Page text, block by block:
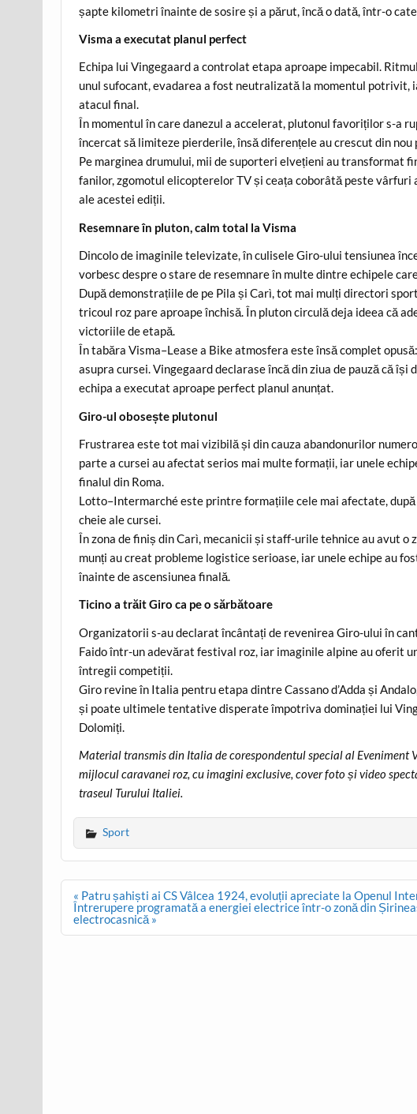
șapte kilometri înainte de sosire și a părut, încă o dată, într-o
Visma a executat planul perfect
Echipa lui Vingegaard a controlat etapa aproape impecabil.
unul sufocant, evadarea a fost neutralizată la momentul
atacul final.
În momentul în care danezul a accelerat, plutonul favoriților s-a
încercat să limiteze pierderile, însă diferențele au crescut din
Pe marginea drumului, mii de suporteri elvețieni au transformat
fanilor, zgomotul elicopterelor TV și ceața coborâtă peste vârfuri
ale acestei ediții.
Resemnare în pluton, calm total la Visma
Dincolo de imaginile televizate, în culisele Giro-ului tensiunea
vorbesc despre o stare de resemnare în multe dintre echipele
După demonstrațiile de pe Pila și Carì, tot mai mulți directori
tricoul roz pare aproape închisă. În pluton circulă deja ideea că
victoriile de etapă.
În tabăra Visma–Lease a Bike atmosfera este însă complet
asupra cursei. Vingegaard declarase încă din ziua de pauză că
echipa a executat aproape perfect planul anunțat.
Giro-ul obosește plutonul
Frustrarea este tot mai vizibilă și din cauza abandonurilor
parte a cursei au afectat serios mai multe formații, iar unele
finalul din Roma.
Lotto–Intermarché este printre formațiile cele mai afectate,
cheie ale cursei.
În zona de finiș din Carì, mecanicii și staff-urile tehnice au avut
munți au creat probleme logistice serioase, iar unele echipe au
înainte de ascensiunea finală.
Ticino a trăit Giro ca pe o sărbătoare
Organizatorii s-au declarat încântați de revenirea Giro-ului în
Faido într-un adevărat festival roz, iar imaginile alpine au oferit
întregii competiții.
Giro revine în Italia pentru etapa dintre Cassano d’Adda și
și poate ultimele tentative disperate împotriva dominației lui
Dolomiți.
Material transmis din Italia de corespondentul special al
mijlocul caravanei roz, cu imagini exclusive, cover foto și video
traseul Turului Italiei.
Sport
Post
navigation
« Patru șahiști ai CS Vâlcea 1924, evoluții apreciate la Openul
Întrerupere programată a energiei electrice într-o zonă din
electrocasnică »